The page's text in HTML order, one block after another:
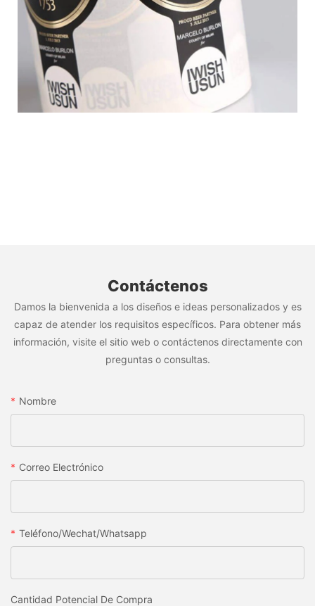
Contáctenos
Damos la bienvenida a los diseños e ideas personalizados y es
capaz de atender los requisitos específicos. Para obtener más
información, visite el sitio web o contáctenos directamente con
preguntas o consultas.
Nombre
Correo Electrónico
Teléfono/wechat/whatsapp
Cantidad Potencial De Compra